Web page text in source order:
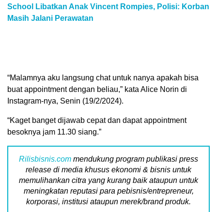
School Libatkan Anak Vincent Rompies, Polisi: Korban
Masih Jalani Perawatan
“Malamnya aku langsung chat untuk nanya apakah bisa
buat appointment dengan beliau,” kata Alice Norin di
Instagram-nya, Senin (19/2/2024).
“Kaget banget dijawab cepat dan dapat appointment
besoknya jam 11.30 siang.”
Rilisbisnis.com mendukung program publikasi press
release di media khusus ekonomi & bisnis untuk
memulihankan citra yang kurang baik ataupun untuk
meningkatan reputasi para pebisnis/entrepreneur,
korporasi, institusi ataupun merek/brand produk.